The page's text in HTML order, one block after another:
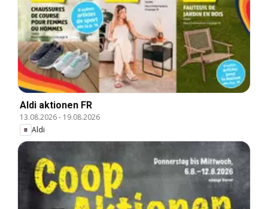
Aldi aktionen FR
13.08.2026- 19.08.2026
Aldi